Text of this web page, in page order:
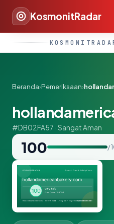
KosmonitRadar
Beranda›Pemeriksaan›
#DB02FA57 · Sangat Aman
100 /